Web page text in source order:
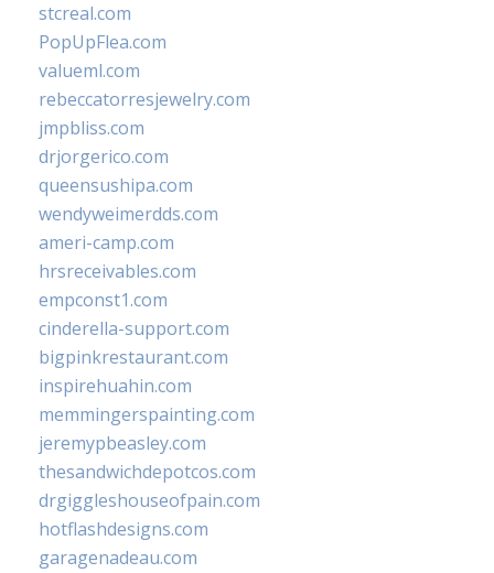
stcreal.com
PopUpFlea.com
valueml.com
rebeccatorresjewelry.com
jmpbliss.com
drjorgerico.com
queensushipa.com
wendyweimerdds.com
ameri-camp.com
hrsreceivables.com
empconst1.com
cinderella-support.com
bigpinkrestaurant.com
inspirehuahin.com
memmingerspainting.com
jeremypbeasley.com
thesandwichdepotcos.com
drgiggleshouseofpain.com
hotflashdesigns.com
garagenadeau.com